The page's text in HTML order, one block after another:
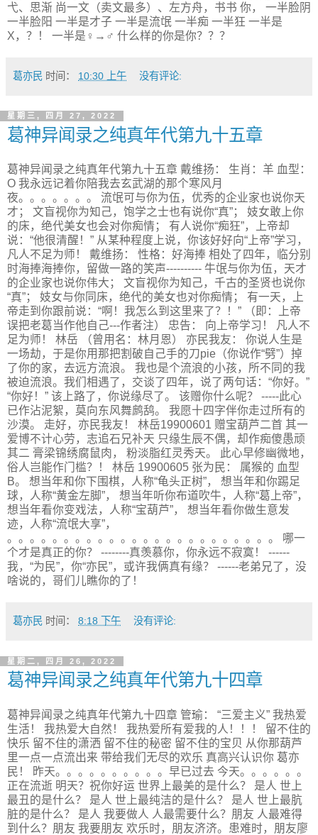
弋、思渐 尚一文（卖文最多）、左方舟，书书 你， 一半脸阴
一半脸阳 一半是才子 一半是流氓 一半痴 一半狂 一半是
X，？！ 一半是♀→♂ 什么样的你是你？？？
葛亦民 时间： 10:30 上午 没有评论:
星期三, 四月 27, 2022
葛神异闻录之纯真年代第九十五章
葛神异闻录之纯真年代第九十五章 戴维扬： 生肖：羊 血型：
O 我永远记着你陪我去玄武湖的那个寒风月
夜。。。。。。。 流氓可与你为伍，优秀的企业家也说你天
才； 文盲视你为知己，饱学之士也有说你“真”； 妓女敢上你
的床，绝代美女也会对你痴情； 有人说你“痴狂”，上帝却
说：“他很清醒！” 从某种程度上说，你该好好向“上帝”学习，
凡人不足为师！ 戴维扬： 性格：好海捧 相处了四年，临分别
时海捧海捧你，留做一路的笑声---------- 牛氓与你为伍，天才
的企业家也说你伟大； 文盲视你为知己，千古的圣贤也说你
“真”； 妓女与你同床，绝代的美女也对你痴情； 有一天，上
帝走到你跟前说：“啊！我怎么到这里来了？！” （即：上帝
误把老葛当作他自己---作者注） 忠告： 向上帝学习！ 凡人不
足为师！ 林岳 （曾用名：林月恩） 亦民我友： 你说人生是
一场劫，于是你用那把割破自己手的刀pie（你说作“劈”）掉
了你的家，去远方流浪。 我也是个流浪的小孩，所不同的我
被迫流浪。我们相遇了，交谈了四年，说了两句话：“你好。”
“你好！” 该上路了，你说缘尽了。 该赠你什么呢？ -----此心
已作沾泥絮，莫向东风舞鹧鸹。 我愿十四字伴你走过所有的
沙漠。 走好，亦民我友！ 林岳19900601 赠宝葫芦二首 其一
爱博不计心劳，志追石兄补天 只缘生辰不偶，却作痴傻愚顽
其二 膏梁锦绣腐鼠肉， 粉淡脂红灵秀天。 此心早修幽微地，
俗人岂能作门槛？！ 林岳 19900605 张为民： 属猴的 血型
B。 想当年和你下围棋，人称“龟头正树”， 想当年和你踢足
球，人称“黄金左脚”， 想当年听你布道吹牛，人称“葛上帝”，
想当年看你变戏法，人称“宝葫芦”， 想当年看你做生意发
迹，人称“流氓大享”，
。。。。。。。。。。。。。。。。。。。。。。。。 哪一
个才是真正的你？ --------真羡慕你，你永远不寂寞！ ------
我，“为民”，你“亦民”，或许我俩真有缘？ ------老弟兄了，没
啥说的，哥们儿瞧你的了！
葛亦民 时间： 8:18 下午 没有评论:
星期二, 四月 26, 2022
葛神异闻录之纯真年代第九十四章
葛神异闻录之纯真年代第九十四章 管瑜： “三爱主义” 我热爱
生活！ 我热爱大自然！ 我热爱所有爱我的人！！！ 留不住的
快乐 留不住的潇洒 留不住的秘密 留不住的宝贝 从你那葫芦
里一点一点流出来 带给我们无尽的欢乐 真高兴认识你 葛亦
民！ 昨天。。。。。。。。。。早已过去 今天。。。。。。
正在流逝 明天？祝你好运 世界上最美的是什么？ 是人 世上
最丑的是什么？ 是人 世上最纯洁的是什么？ 是人 世上最肮
脏的是什么？ 是人 我要做人 人最需要什么？朋友 人最难得
到什么？朋友 我要朋友 欢乐时，朋友济济。患难时，朋友廖